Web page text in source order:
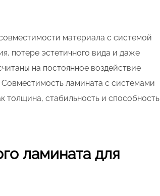
материала с системой
потере эстетичного вида и даже
на постоянное воздействие
ламината с системами
толщина, стабильность и способность
ламината для